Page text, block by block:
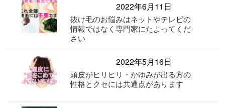
2022年6月11日
抜け毛のお悩みはネットやテレビの
情報ではなく専門家にたよってくだ
さい
2022年5月16日
頭皮がヒリヒリ・かゆみが出る方の
性格とクセには共通点があります